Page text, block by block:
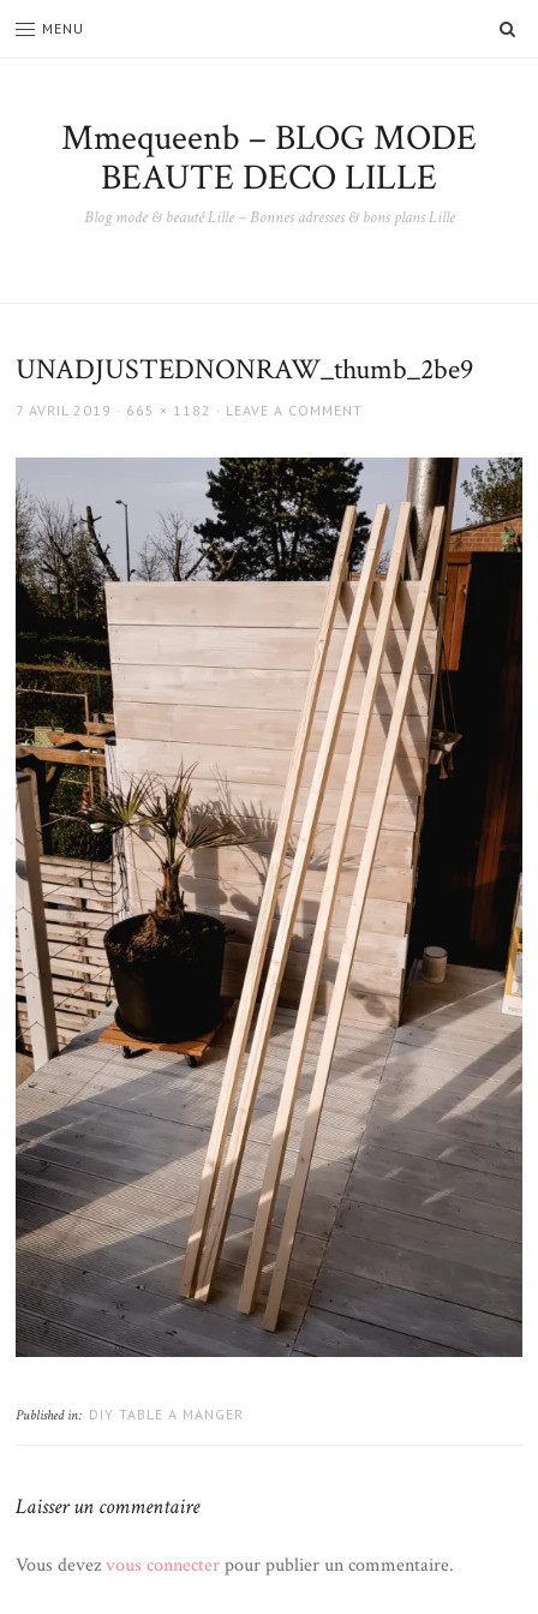
MENU
Mmequeenb – BLOG MODE
BEAUTE DECO LILLE
Blog mode & beauté Lille – Bonnes adresses & bons plans Lille
UNADJUSTEDNONRAW_thumb_2be9
POSTED
7 AVRIL 2019
FULL
665 × 1182 LEAVE A COMMENT
Published in: DIY TABLE A MANGER
Laisser un commentaire
Vous devezvous connecterpour publier un commentaire.